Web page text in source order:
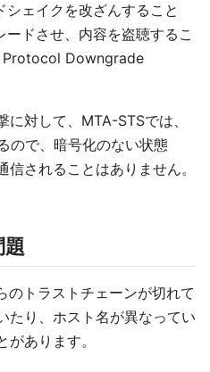
シェイクを改ざんすること
ードさせ、内容を盗聴するこ
Protocol Downgrade
対して、MTA-STSでは、
ので、暗号化のない状態
されることはありません。
のトラストチェーンが切れて
たり、ホスト名が異なってい
あります。